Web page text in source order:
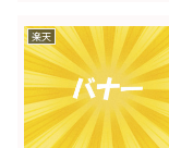
楽天